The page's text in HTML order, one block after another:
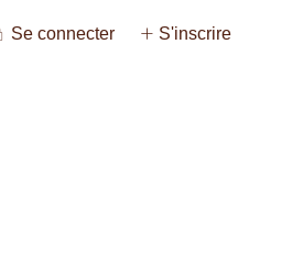
Se connecter S'inscrire